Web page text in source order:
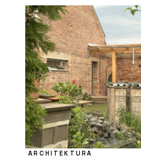
ARCHITEKTURA